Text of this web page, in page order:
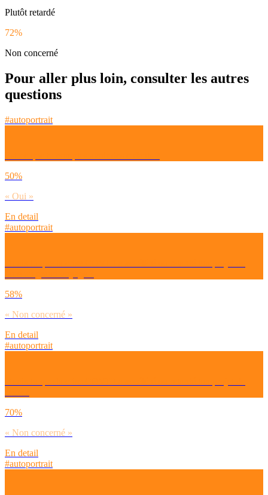
Plutôt retardé
72%
Non concerné
Pour aller plus loin, consulter les autres
questions
#autoportrait
50%
« Oui »
En detail
#autoportrait
58%
« Non concerné »
En detail
#autoportrait
70%
« Non concerné »
En detail
#autoportrait